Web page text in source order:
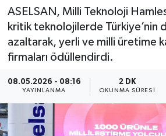
ASELSAN, Milli Teknoloji
kritik teknolojilerde Türkiye’nin
azaltarak, yerli ve milli üretime
firmaları ödüllendirdi.
08.05.2026 - 08:16
YAYINLANMA
2 DK
OKUNMA SÜRESI